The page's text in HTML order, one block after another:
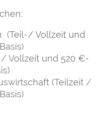
(Teil-/ Vollzeit und
Vollzeit und 520 €-
(Teilzeit /